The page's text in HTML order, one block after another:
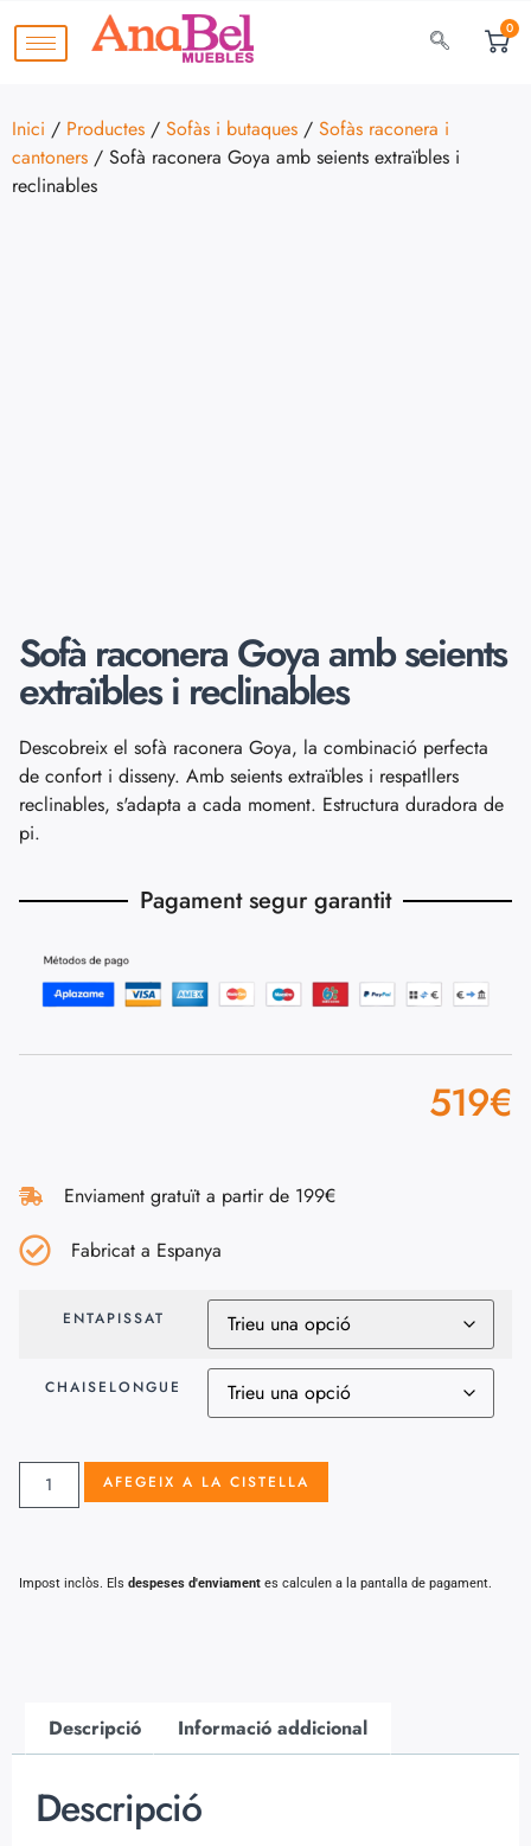
0
Inici / Productes / Sofàs i butaques / Sofàs raconera i
cantoners / Sofà raconera Goya amb seients extraïbles i
reclinables
Sofà raconera Goya amb seients
extraïbles i reclinables
Descobreix el sofà raconera Goya, la combinació perfecta
de confort i disseny. Amb seients extraïbles i respatllers
reclinables, s'adapta a cada moment. Estructura duradora de
pi.
Pagament segur garantit
519€
Enviament gratuït a partir de 199€
Fabricat a Espanya
ENTAPISSAT
CHAISELONGUE
AFEGEIX A LA CISTELLA
Impost inclòs. Els despeses d'enviament es calculen a la pantalla de pagament.
Descripció Informació addicional
Descripció